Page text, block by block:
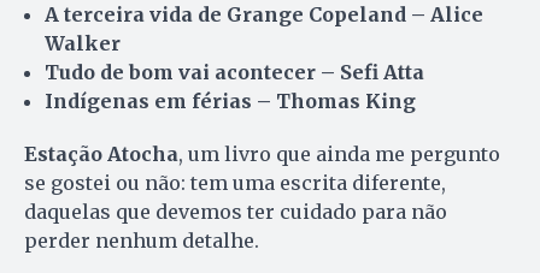
A terceira vida de Grange Copeland – Alice
Walker
Tudo de bom vai acontecer – Sefi Atta
Indígenas em férias – Thomas King
Estação Atocha, um livro que ainda me pergunto
se gostei ou não: tem uma escrita diferente,
daquelas que devemos ter cuidado para não
perder nenhum detalhe.